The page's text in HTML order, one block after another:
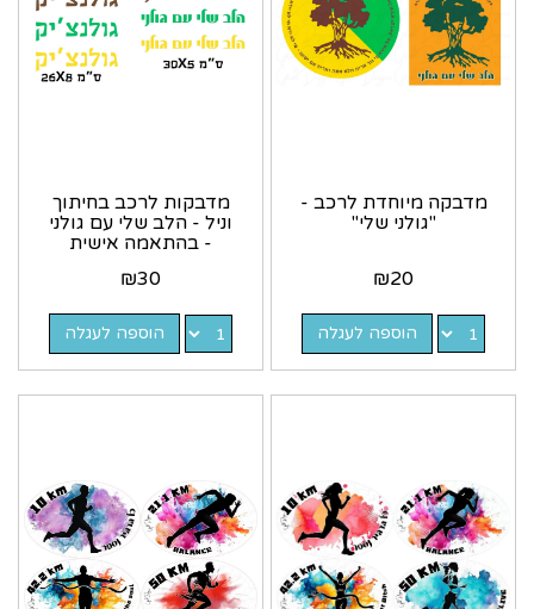
מדבקה מיוחדת לרכב -
"גולני שלי"
₪20
הוספה לעגלה
מדבקות לרכב בחיתוך
וניל - הלב שלי עם גולני
- בהתאמה אישית
₪30
הוספה לעגלה